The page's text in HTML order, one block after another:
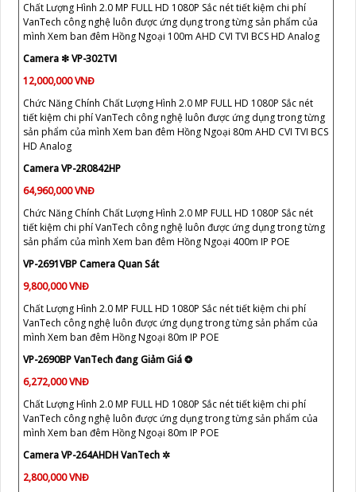
Chất Lượng Hình 2.0 MP FULL HD 1080P Sắc nét tiết kiệm chi phí
VanTech công nghệ luôn được ứng dụng trong từng sản phẩm của
mình Xem ban đêm Hồng Ngoại 100m AHD CVI TVI BCS HD Analog
Camera ❇ VP-302TVI
12,000,000 VNĐ
Chức Năng Chính Chất Lượng Hình 2.0 MP FULL HD 1080P Sắc nét
tiết kiệm chi phí VanTech công nghệ luôn được ứng dụng trong từng
sản phẩm của mình Xem ban đêm Hồng Ngoại 80m AHD CVI TVI BCS
HD Analog
Camera VP-2R0842HP
64,960,000 VNĐ
Chức Năng Chính Chất Lượng Hình 2.0 MP FULL HD 1080P Sắc nét
tiết kiệm chi phí VanTech công nghệ luôn được ứng dụng trong từng
sản phẩm của mình Xem ban đêm Hồng Ngoại 400m IP POE
VP-2691VBP Camera Quan Sát
9,800,000 VNĐ
Chất Lượng Hình 2.0 MP FULL HD 1080P Sắc nét tiết kiệm chi phí
VanTech công nghệ luôn được ứng dụng trong từng sản phẩm của
mình Xem ban đêm Hồng Ngoại 80m IP POE
VP-2690BP VanTech đang Giảm Giá ❂
6,272,000 VNĐ
Chất Lượng Hình 2.0 MP FULL HD 1080P Sắc nét tiết kiệm chi phí
VanTech công nghệ luôn được ứng dụng trong từng sản phẩm của
mình Xem ban đêm Hồng Ngoại 80m IP POE
Camera VP-264AHDH VanTech ✲
2,800,000 VNĐ